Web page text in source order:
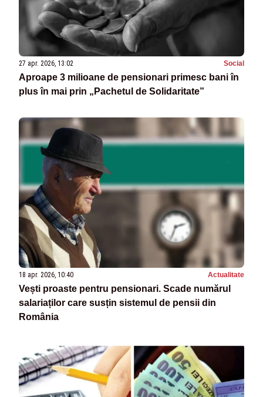
27 apr. 2026, 13:02 Social
Aproape 3 milioane de pensionari primesc bani în
plus în mai prin „Pachetul de Solidaritate”
18 apr. 2026, 10:40 Actualitate
Vești proaste pentru pensionari. Scade numărul
salariaților care susțin sistemul de pensii din
România